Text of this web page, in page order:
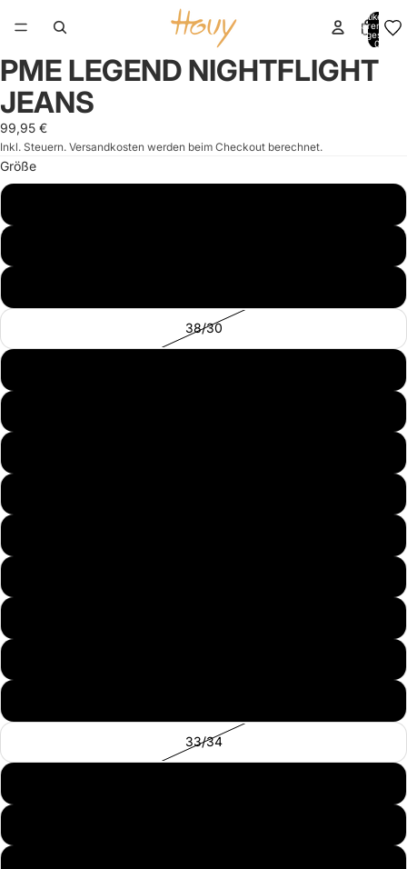
Artikel im
Warenkorb
insgesamt:
0
Bild
im
Vollbildmodus
öffnen
Bild
im
Vollbildmodus
öffnen
PME LEGEND NIGHTFLIGHT
JEANS
99,95 €
Inkl. Steuern. Versandkosten werden beim Checkout berechnet.
Größe
38/30
33/34